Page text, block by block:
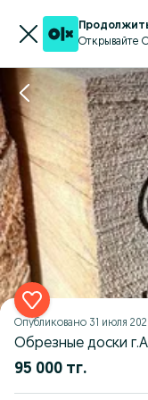
Открывайте
Опубликовано 31 июля
Обрезные доски
95 000 тг.